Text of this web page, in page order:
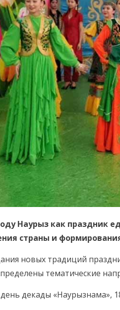
Наурыз как праздник
страны и
новых традиций
тематические
декады «Наурызнама», 18